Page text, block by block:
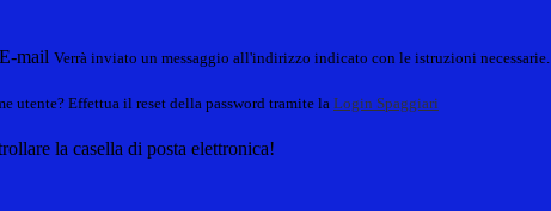
E-mail Verrà inviato un messaggio all'indirizzo indicato con le istruzioni necessarie.
utente? Effettua il reset della password tramite la Login Spaggiari
la casella di posta elettronica!